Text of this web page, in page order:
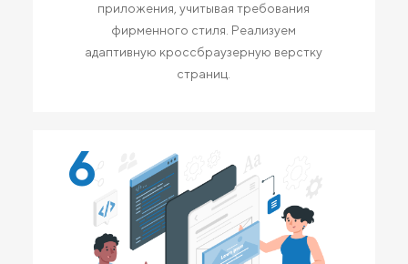
приложения, учитывая требования
фирменного стиля. Реализуем
адаптивную кроссбраузерную верстку
страниц.
6